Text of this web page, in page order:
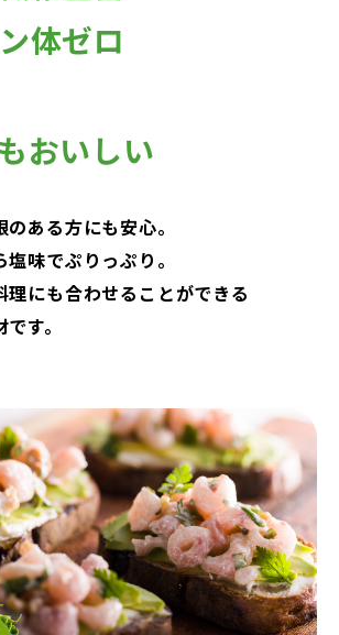
体ゼロ
おいしい
ある方にも安心。
塩味でぷりっぷり。
理にも合わせることができる
す。